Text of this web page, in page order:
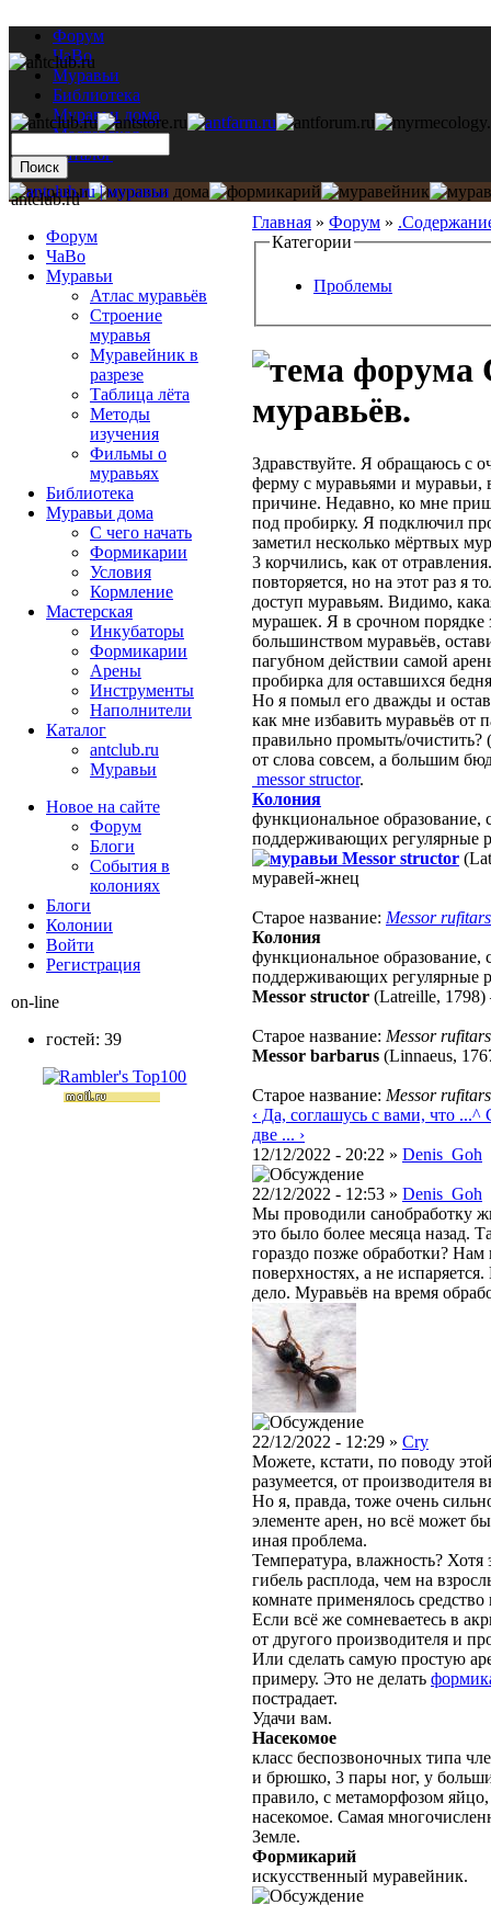
Форум
ЧаВо
Муравьи
Библиотека
Муравьи дома
Мастерская
Каталог
Главная » Форум »
Категории
Проблемы
муравьёв.
Здравствуйте. Я обращаюсь с
ферму с муравьями и муравьи,
причине. Недавно, ко мне
под пробирку. Я подключил
заметил несколько мёртвых
3 корчились, как от
повторяется, но на этот раз я
доступ муравьям. Видимо,
мурашек. Я в срочном порядке
большинством муравьёв,
пагубном действии самой
пробирка для оставшихся
Но я помыл его дважды и
как мне избавить муравьёв от
правильно промыть/очистить?
от слова совсем, а большим
messor structor.
Колония
функциональное образование,
поддерживающих регулярные
Messor structor
муравей-жнец
Старое название: Messor
Колония
функциональное образование,
поддерживающих регулярные
Messor structor (Latreille, 1798)
Старое название: Messor
Messor barbarus (Linnaeus,
Старое название: Messor
‹ Да, соглашусь с вами, что ...^
две ... ›
12/12/2022 - 20:22 » Denis_Goh
22/12/2022 - 12:53 » Denis_Goh
Мы проводили санобработку
это было более месяца назад.
гораздо позже обработки? Нам
поверхностях, а не
дело. Муравьёв на время
22/12/2022 - 12:29 » Cry
Можете, кстати, по поводу
разумеется, от
Но я, правда, тоже очень
элементе арен, но всё может
иная проблема.
Температура, влажность?
гибель расплода, чем на
комнате применялось
Если всё же сомневаетесь в
от другого производителя и
Или сделать самую простую
примеру. Это не делать
пострадает.
Удачи вам.
Насекомое
класс беспозвоночных типа
и брюшко, 3 пары ног, у
правило, с метаморфозом
насекомое. Самая
Земле.
Формикарий
искусственный муравейник.
antclub.ru
Форум
ЧаВо
Муравьи
Атлас муравьёв
Строение
муравья
Муравейник в
разрезе
Таблица лёта
Методы
изучения
Фильмы о
муравьях
Библиотека
Муравьи дома
С чего начать
Формикарии
Условия
Кормление
Мастерская
Инкубаторы
Формикарии
Арены
Инструменты
Наполнители
Каталог
antclub.ru
Муравьи
Новое на сайте
Форум
Блоги
События в
колониях
Блоги
Колонии
Войти
Peгиcтpaция
on-line
гостей: 39